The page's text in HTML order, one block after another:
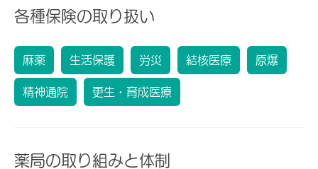
各種保険の取り扱い
麻薬 生活保護 労災 結核医療 原爆
精神通院 更生・育成医療
薬局の取り組みと体制